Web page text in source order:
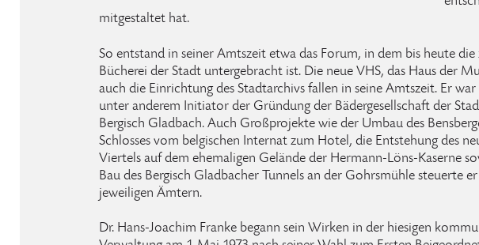
mitgestaltet hat.
So entstand in seiner Amtszeit etwa das Forum, in dem bis heute die
Bücherei der Stadt untergebracht ist. Die neue VHS, das Haus der
auch die Einrichtung des Stadtarchivs fallen in seine Amtszeit. Er
unter anderem Initiator der Gründung der Bädergesellschaft der
Bergisch Gladbach. Auch Großprojekte wie der Umbau des
Schlosses vom belgischen Internat zum Hotel, die Entstehung des
Viertels auf dem ehemaligen Gelände der Hermann-Löns-Kaserne
Bau des Bergisch Gladbacher Tunnels an der Gohrsmühle steuerte
jeweiligen Ämtern.
Dr. Hans-Joachim Franke begann sein Wirken in der hiesigen